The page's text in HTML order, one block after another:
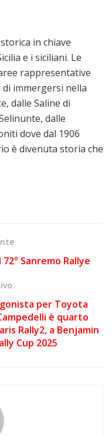
in chiave
e i siciliani. Le
rappresentative
immergersi nella
dalle Saline di
dalle
dove dal 1906
è divenuta storia che
Sanremo Rallye
per Toyota
è quarto
Rally2, a Benjamin
Cup 2025